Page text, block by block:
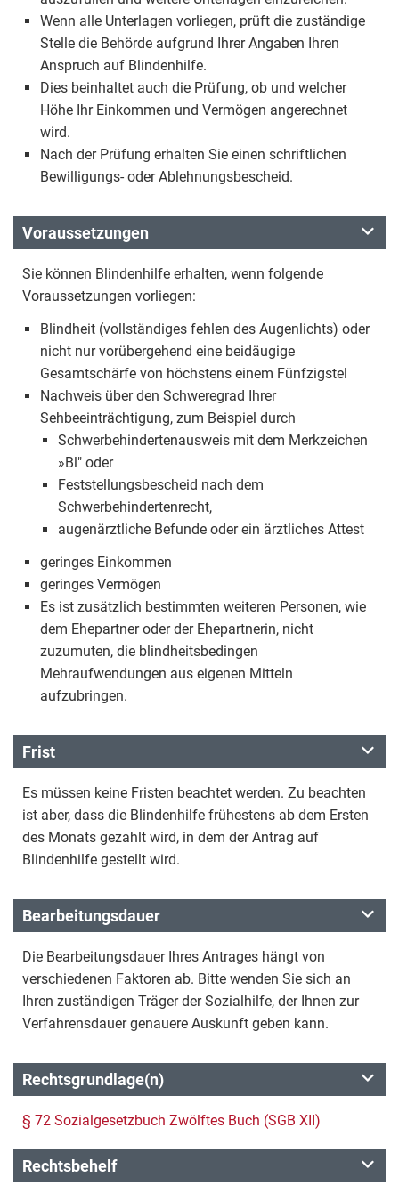
Wenn alle Unterlagen vorliegen, prüft die zuständige
Stelle die Behörde aufgrund Ihrer Angaben Ihren
Anspruch auf Blindenhilfe.
Dies beinhaltet auch die Prüfung, ob und welcher
Höhe Ihr Einkommen und Vermögen angerechnet
wird.
Nach der Prüfung erhalten Sie einen schriftlichen
Bewilligungs- oder Ablehnungsbescheid.
Voraussetzungen
Sie können Blindenhilfe erhalten, wenn folgende
Voraussetzungen vorliegen:
Blindheit (vollständiges fehlen des Augenlichts) oder
nicht nur vorübergehend eine beidäugige
Gesamtschärfe von höchstens einem Fünfzigstel
Nachweis über den Schweregrad Ihrer
Sehbeeinträchtigung, zum Beispiel durch
Schwerbehindertenausweis mit dem Merkzeichen
»Bl" oder
Feststellungsbescheid nach dem
Schwerbehindertenrecht,
augenärztliche Befunde oder ein ärztliches Attest
geringes Einkommen
geringes Vermögen
Es ist zusätzlich bestimmten weiteren Personen, wie
dem Ehepartner oder der Ehepartnerin, nicht
zuzumuten, die blindheitsbedingen
Mehraufwendungen aus eigenen Mitteln
aufzubringen.
Frist
Es müssen keine Fristen beachtet werden. Zu beachten
ist aber, dass die Blindenhilfe frühestens ab dem Ersten
des Monats gezahlt wird, in dem der Antrag auf
Blindenhilfe gestellt wird.
Bearbeitungsdauer
Die Bearbeitungsdauer Ihres Antrages hängt von
verschiedenen Faktoren ab. Bitte wenden Sie sich an
Ihren zuständigen Träger der Sozialhilfe, der Ihnen zur
Verfahrensdauer genauere Auskunft geben kann.
Rechtsgrundlage(n)
§ 72 Sozialgesetzbuch Zwölftes Buch (SGB XII)
Rechtsbehelf